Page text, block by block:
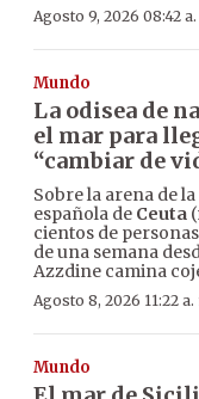
Agosto 9, 2026 08:42 a.
Mundo
La odisea de
el mar para
“cambiar de
Sobre la arena de
española de Ceuta
cientos de
de una semana
Azzdine camina
Agosto 8, 2026 11:22 a.
Mundo